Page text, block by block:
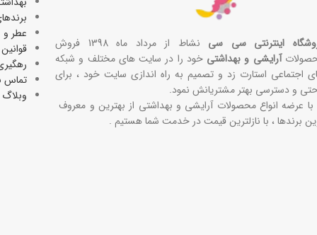
اینترنتی سی سی
نشاط از مرداد ماه 1398 فروش
آرایشی و بهداشتی خود را در سایت های مختلف و شبکه
اجتماعی استارت زد و تصمیم به راه اندازی سایت خود ، برای
و دسترسی بهتر مشتریانش نمود.
با عرضه انواع محصولات آرایشی و بهداشتی از بهترین و معروف
برندها ، با نازلترین قیمت در خدمت شما هستیم .
عطر و
تماس
وبلاگ